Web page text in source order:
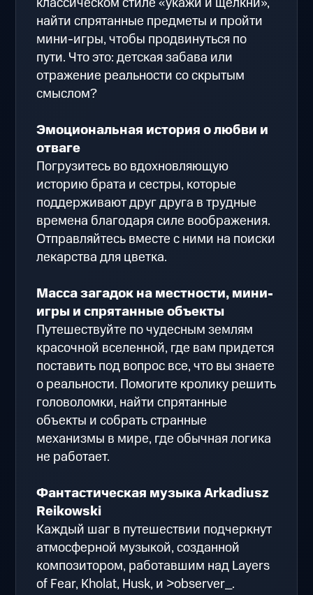
найти спрятанные предметы и пройти
мини-игры, чтобы продвинуться по
пути. Что это: детская забава или
отражение реальности со скрытым
смыслом?
Эмоциональная история о любви и
отваге
Погрузитесь во вдохновляющую
историю брата и сестры, которые
поддерживают друг друга в трудные
времена благодаря силе воображения.
Отправляйтесь вместе с ними на поиски
лекарства для цветка.
Масса загадок на местности, мини-
игры и спрятанные объекты
Путешествуйте по чудесным землям
красочной вселенной, где вам придется
поставить под вопрос все, что вы знаете
о реальности. Помогите кролику решить
головоломки, найти спрятанные
объекты и собрать странные
механизмы в мире, где обычная логика
не работает.
Фантастическая музыка Arkadiusz
Reikowski
Каждый шаг в путешествии подчеркнут
атмосферной музыкой, созданной
композитором, работавшим над Layers
of Fear, Kholat, Husk, и >observer_.